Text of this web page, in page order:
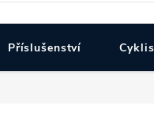
Příslušenství